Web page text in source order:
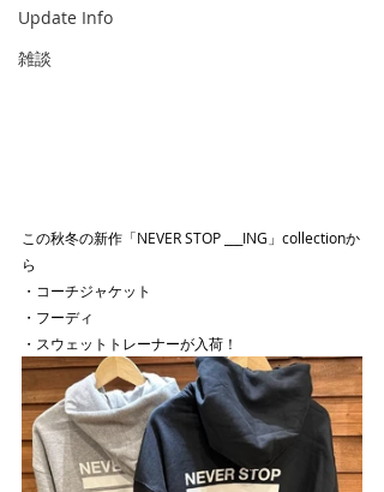
Update Info
雑談
この秋冬の新作「NEVER STOP ___ING」collectionか
ら
・コーチジャケット
・フーディ
・スウェットトレーナーが入荷！